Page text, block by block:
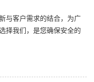
与客户需求的结合，为广
择我们，是您确保安全的